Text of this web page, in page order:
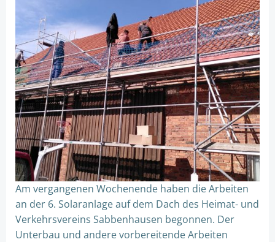
Am vergangenen Wochenende haben die Arbeiten
an der 6. Solaranlage auf dem Dach des Heimat- und
Verkehrsvereins Sabbenhausen begonnen. Der
Unterbau und andere vorbereitende Arbeiten